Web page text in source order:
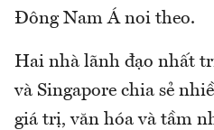
Đông Nam Á noi theo.
Hai nhà lãnh đạo nhất
và Singapore chia sẻ
giá trị, văn hóa và tầm